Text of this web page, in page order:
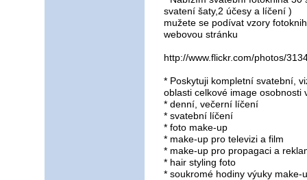
svatení šaty,2 účesy a líčení )
mužete se podívat vzory
webovou stránku
http://www.flickr.com/photos/
* Poskytuji kompletní svatební,
oblasti celkové image osobnosti
* denní, večerní líčení
* svatební líčení
* foto make-up
* make-up pro televizi a film
* make-up pro propagaci a
* hair styling foto
* soukromé hodiny výuky make-